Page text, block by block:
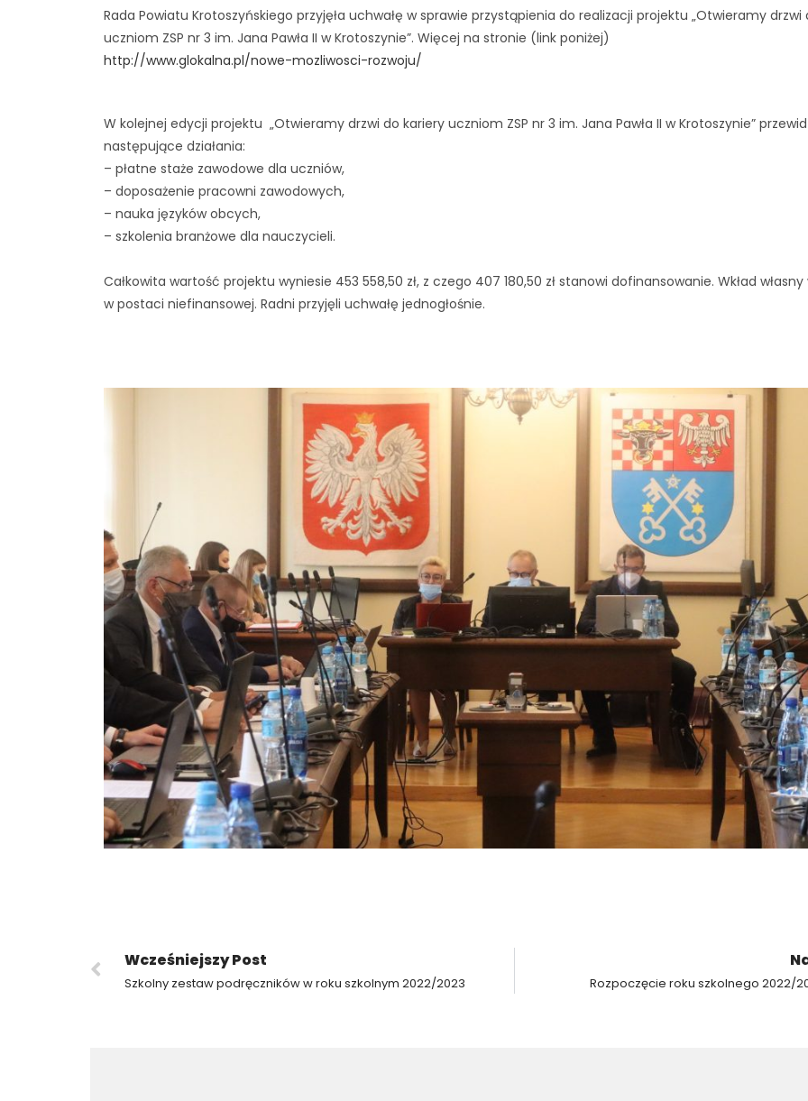
Rada Powiatu Krotoszyńskiego przyjęła uchwałę w sprawie przystąpienia do realizacji projektu „Otwieramy drzwi
uczniom ZSP nr 3 im. Jana Pawła II w Krotoszynie”. Więcej na stronie (link poniżej)
http://www.glokalna.pl/nowe-mozliwosci-rozwoju/
W kolejnej edycji projektu „Otwieramy drzwi do kariery uczniom ZSP nr 3 im. Jana Pawła II w Krotoszynie”
następujące działania:
– płatne staże zawodowe dla uczniów,
– doposażenie pracowni zawodowych,
– nauka języków obcych,
– szkolenia branżowe dla nauczycieli.
Całkowita wartość projektu wyniesie 453 558,50 zł, z czego 407 180,50 zł stanowi dofinansowanie. Wkład
w postaci niefinansowej. Radni przyjęli uchwałę jednogłośnie.
Wcześniejszy Post
Szkolny zestaw podręczników w roku szkolnym 2022/2023 Rozpoczęcie roku szkolnego 2022/